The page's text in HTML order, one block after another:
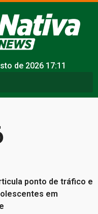
de 2026 17:11
ponto de tráfico e
em